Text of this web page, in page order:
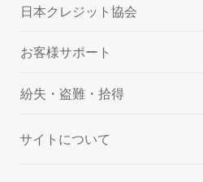
日本クレジット協会
お客様サポート
紛失・盗難・拾得
サイトについて